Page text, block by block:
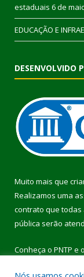
estaduais 6 de
EDUCAÇÃO E
DESENVOLVIDO
Muito mais que
Realizamos uma
contrato que todas
pública serão
Conheça o PNTP e o